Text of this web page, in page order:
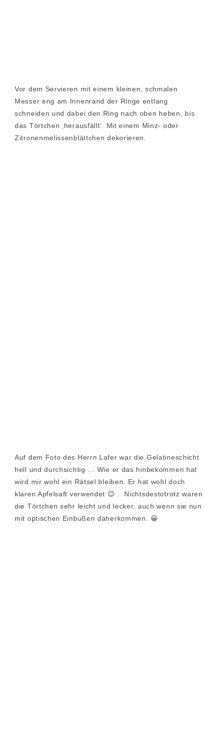
Vor dem Servieren mit einem kleinen, schmalen
Messer eng am Innenrand der Ringe entlang
schneiden und dabei den Ring nach oben heben, bis
das Törtchen ‚herausfällt‘. Mit einem Minz- oder
Zitronenmelissenblättchen dekorieren.
Auf dem Foto des Herrn Lafer war die Gelatineschicht
hell und durchsichtig … Wie er das hinbekommen hat
wird mir wohl ein Rätsel bleiben. Er hat wohl doch
klaren Apfelsaft verwendet 😉 . Nichtsdestotrotz waren
die Törtchen sehr leicht und lecker, auch wenn sie nun
mit optischen Einbußen daherkommen. 😀